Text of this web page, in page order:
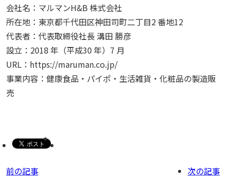
会社名：マルマンH&B 株式会社
所在地：東京都千代田区神田司町二丁目2 番地12
代表者：代表取締役社⾧ 溝田 勝彦
設立：2018 年（平成30 年）7 月
URL：https://maruman.co.jp/
事業内容：健康食品・パイポ・生活雑貨・化粧品の製造販
売
前の記事 次の記事